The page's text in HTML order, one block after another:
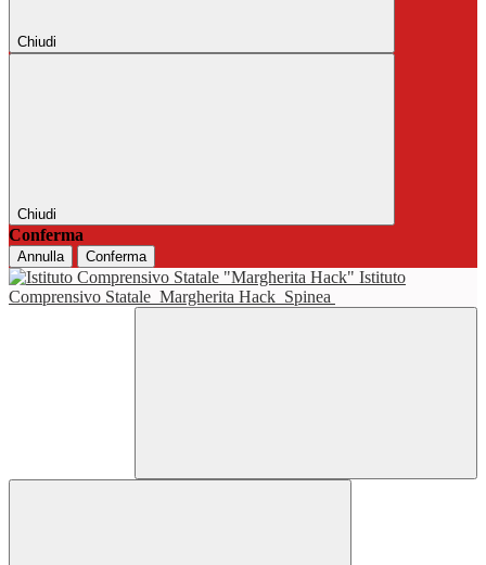
Chiudi
Chiudi
Conferma
Annulla Conferma
Istituto
Comprensivo Statale Margherita Hack Spinea